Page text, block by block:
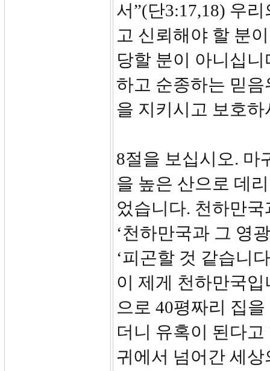
서”(단3:17,18) 우
고 신뢰해야 할 분
당할 분이 아니십
하고 순종하는 믿
을 지키시고 보호
8절을 보십시오. 마
을 높은 산으로 데
었습니다. 천하만
‘천하만국과 그 영
‘피곤할 것 같습니
이 제게 천하만국
으로 40평짜리 집
더니 유혹이 된다
귀에서 넘어간 세